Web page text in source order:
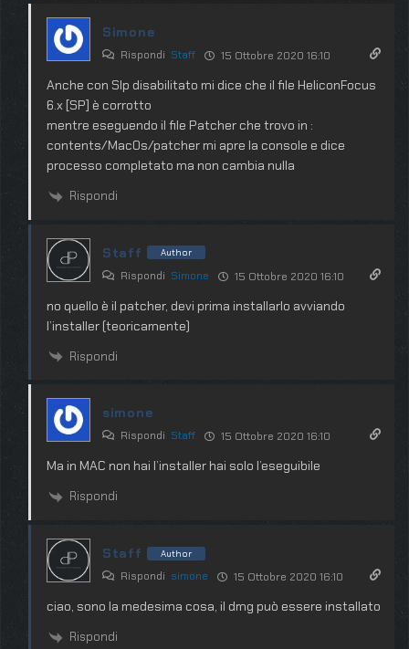
Simone
Rispondi Staff 15 Ottobre 2020 16:10
Anche con SIp disabilitato mi dice che il file HeliconFocus
6.x [SP] è corrotto
mentre eseguendo il file Patcher che trovo in :
contents/MacOs/patcher mi apre la console e dice
processo completato ma non cambia nulla
Rispondi
Staff Author
Rispondi Simone 15 Ottobre 2020 16:10
no quello è il patcher, devi prima installarlo avviando
l’installer (teoricamente)
Rispondi
simone
Rispondi Staff 15 Ottobre 2020 16:10
Ma in MAC non hai l’installer hai solo l’eseguibile
Rispondi
Staff Author
Rispondi simone 15 Ottobre 2020 16:10
ciao, sono la medesima cosa, il dmg può essere installato
Rispondi